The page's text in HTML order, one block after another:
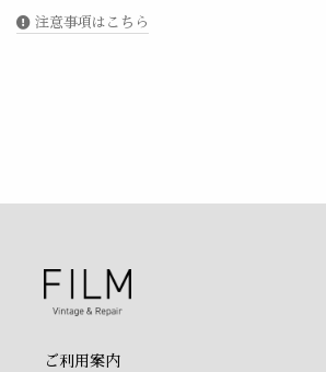
注意事項はこちら
ご利用案内